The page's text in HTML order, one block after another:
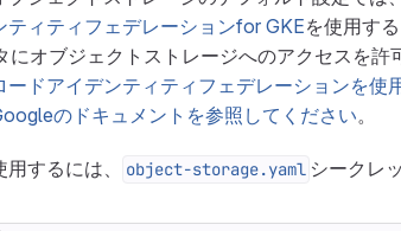
ティティフェデレーションfor GKEを使用す
にオブジェクトストレージへのアクセスを許
ードアイデンティティフェデレーションを使
のドキュメントを参照してください。
するには、 object-storage.yaml シークレ